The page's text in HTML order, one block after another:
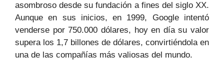
asombroso desde su fundación a fines del siglo XX.
Aunque en sus inicios, en 1999, Google intentó
venderse por 750.000 dólares, hoy en día su valor
supera los 1,7 billones de dólares, convirtiéndola en
una de las compañías más valiosas del mundo.